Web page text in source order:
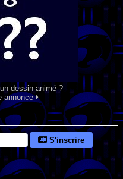
dessin animé ?
annonce
S'inscrire